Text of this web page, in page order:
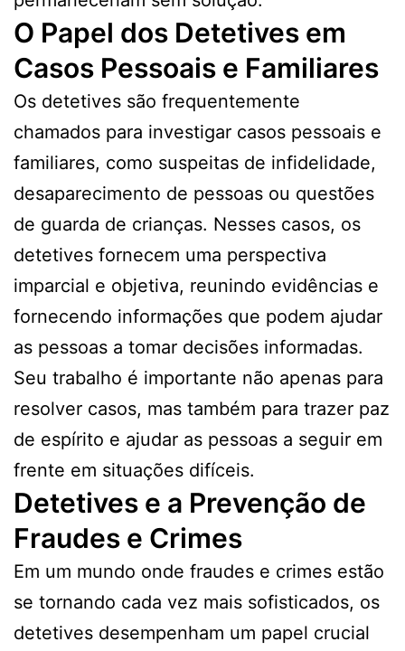
O Papel dos Detetives em
Casos Pessoais e Familiares
Os detetives são frequentemente
chamados para investigar casos pessoais e
familiares, como suspeitas de infidelidade,
desaparecimento de pessoas ou questões
de guarda de crianças. Nesses casos, os
detetives fornecem uma perspectiva
imparcial e objetiva, reunindo evidências e
fornecendo informações que podem ajudar
as pessoas a tomar decisões informadas.
Seu trabalho é importante não apenas para
resolver casos, mas também para trazer paz
de espírito e ajudar as pessoas a seguir em
frente em situações difíceis.
Detetives e a Prevenção de
Fraudes e Crimes
Em um mundo onde fraudes e crimes estão
se tornando cada vez mais sofisticados, os
detetives desempenham um papel crucial